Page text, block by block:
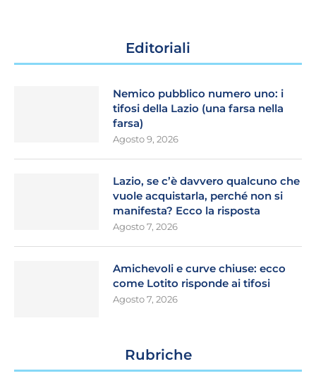
Editoriali
Nemico pubblico numero uno: i
tifosi della Lazio (una farsa nella
farsa)
Agosto 9, 2026
Lazio, se c’è davvero qualcuno che
vuole acquistarla, perché non si
manifesta? Ecco la risposta
Agosto 7, 2026
Amichevoli e curve chiuse: ecco
come Lotito risponde ai tifosi
Agosto 7, 2026
Rubriche